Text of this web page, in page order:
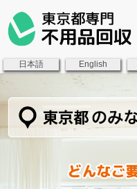
日本語 English